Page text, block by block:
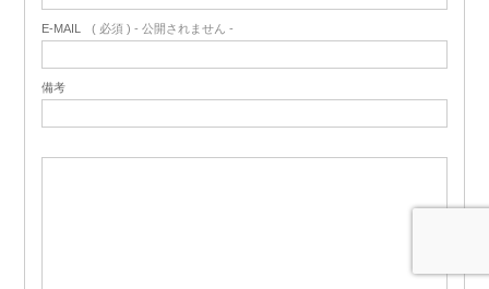
E-MAIL ( 必須 ) - 公開されません -
備考